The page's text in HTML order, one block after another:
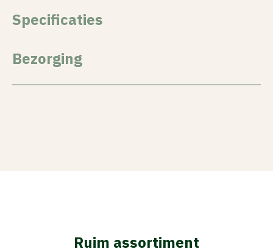
Specificaties
Bezorging
Ruim assortiment